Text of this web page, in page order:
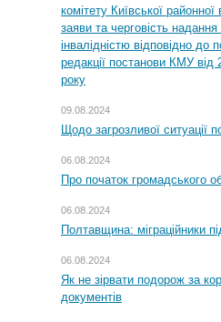
комітету Київської
заяви та черговість надання
інвалідністю відповідно
редакції постанови КМУ
року
09.08.2024
Щодо загрозливої ситуації
06.08.2024
Про початок громадського
06.08.2024
Полтавщина: міграційники
06.08.2024
Як не зірвати подорож за
документів